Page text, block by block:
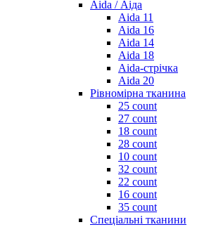
Aida / Аіда
Aida 11
Aida 16
Aida 14
Aida 18
Aida-стрічка
Aida 20
Рівномірна тканина
25 count
27 count
18 count
28 count
10 count
32 count
22 count
16 count
35 count
Спеціальні тканини